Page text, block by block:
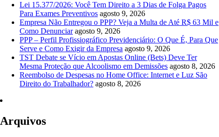
Lei 15.377/2026: Você Tem Direito a 3 Dias de Folga Pagos
Para Exames Preventivos agosto 9, 2026
Empresa Não Entregou o PPP? Veja a Multa de Até R$ 63 Mil e
Como Denunciar agosto 9, 2026
PPP – Perfil Profissiográfico Previdenciário: O Que É, Para Que
Serve e Como Exigir da Empresa agosto 9, 2026
TST Debate se Vício em Apostas Online (Bets) Deve Ter
Mesma Proteção que Alcoolismo em Demissões agosto 8, 2026
Reembolso de Despesas no Home Office: Internet e Luz São
Direito do Trabalhador? agosto 8, 2026
Arquivos